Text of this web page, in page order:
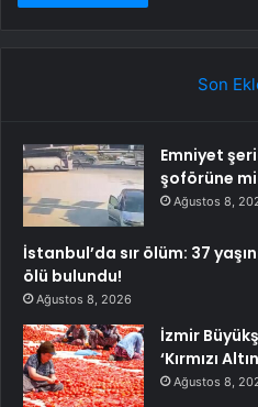
Son
Emniyet
şoförüne
Ağustos 8,
İstanbul’da sır ölüm: 37
ölü bulundu!
Ağustos 8, 2026
İzmir
‘Kırmızı
Ağustos 8,